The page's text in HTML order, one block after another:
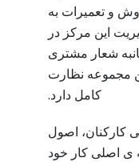
و تعمیرات به
این مرکز در
شعار مشتری
مجموعه نظارت
کامل دارد.
کارکنان، اصول
اصلی کار خود